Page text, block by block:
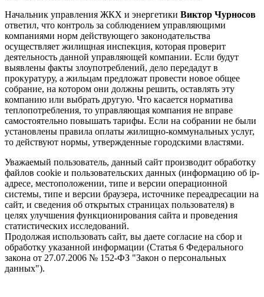
Начальник управления ЖКХ и энергетики Виктор Чурносов
ответил, что контроль за соблюдением управляющими
компаниями норм действующего законодательства
осуществляет жилищная инспекция, которая проверит
деятельность данной управляющей компании. Если будут
выявлены факты злоупотреблений, дело передадут в
прокуратуру, а жильцам предложат провести новое общее
собрание, на котором они должны решить, оставлять эту
компанию или выбрать другую. Что касается норматива
теплопотребления, то управляющая компания не вправе
самостоятельно повышать тарифы. Если на собрании не были
установлены правила оплаты жилищно-коммунальных услуг,
то действуют нормы, утвержденные городскими властями.
Уважаемый пользователь, данный сайт производит обработку
файлов cookie и пользовательских данных (информацию об ip-
адресе, местоположении, типе и версии операционной
системы, типе и версии браузера, источнике переадресации на
сайт, и сведения об открытых страницах пользователя) в
целях улучшения функционирования сайта и проведения
статистических исследований.
Продолжая использовать сайт, вы даете согласие на сбор и
обработку указанной информации (Статья 6 Федерального
закона от 27.07.2006 № 152-ФЗ "Закон о персональных
данных").